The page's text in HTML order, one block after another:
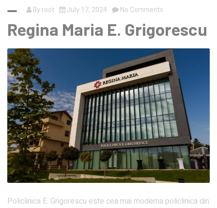
Byroot July 17, 2024 No Comments
Regina Maria E. Grigorescu
Policlinica E. Grigorescu este cea mai moderna policlinica din